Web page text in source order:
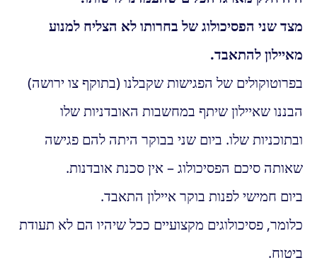
מצד שני הפסיכולוג של בחרותו לא הצליח למנוע
מאיילון להתאבד.
בפרוטוקולים של הפגישות שקבלנו (בתוקף צו ירושה)
הבננו שאיילון שיתף במחשבות האובדניות שלו
ובתוכניות שלו. ביום שני בבוקר היתה להם פגישה
שאותה סיכם הפסיכולוג – אין סכנת אובדנות.
ביום חמישי לפנות בוקר איילון התאבד.
כלומר, פסיכולוגים מקצועיים ככל שיהיו הם לא תעודת
ביטוח.